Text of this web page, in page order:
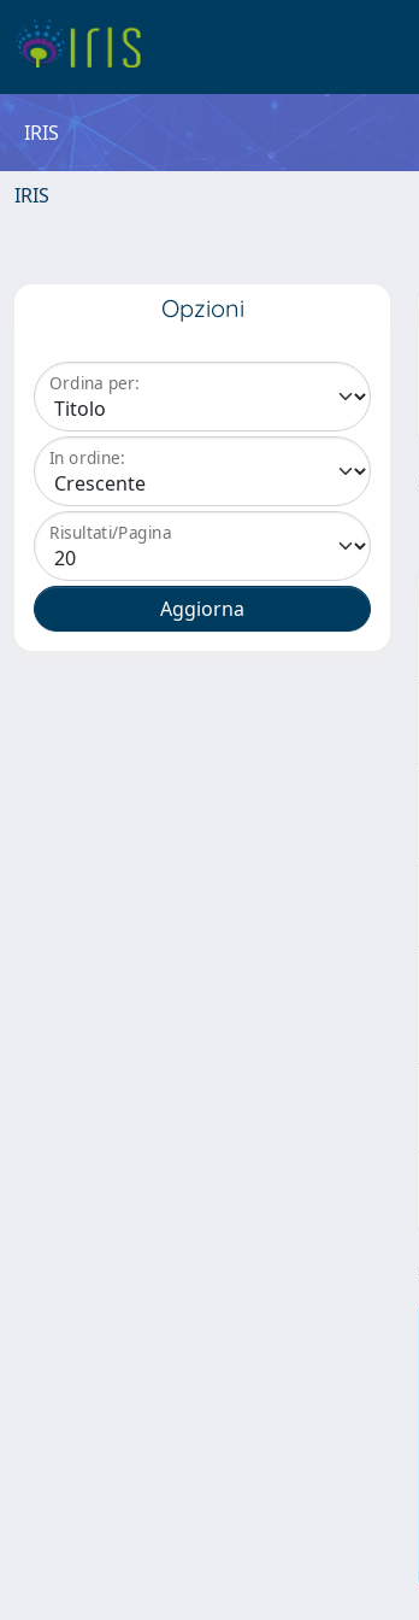
IRIS
IRIS
Opzioni
Ordina per:
In ordine:
Risultati/Pagina